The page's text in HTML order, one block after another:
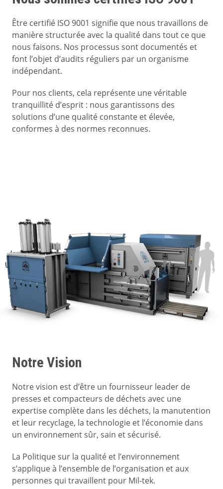
Être certifié ISO 9001 signifie que nous travaillons de
manière structurée avec la qualité dans tout ce que
nous faisons. Nos processus sont documentés et
font l’objet d’audits réguliers par un organisme
indépendant.
Pour nos clients, cela représente une véritable
tranquillité d’esprit : nous garantissons des
solutions d’une qualité constante et élevée,
conformes à des normes reconnues.
Notre Vision
Notre vision est d’être un fournisseur leader de
presses et compacteurs de déchets avec une
expertise complète dans les déchets, la manutention
et leur recyclage, la technologie et l’économie dans
un environnement sûr, sain et sécurisé.
La Politique sur la qualité et l’environnement
s’applique à l’ensemble de l’organisation et aux
personnes qui travaillent pour Mil-tek.